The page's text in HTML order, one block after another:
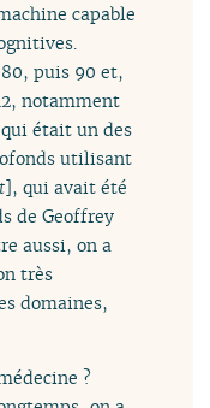
capable
puis 90 et,
notamment
qui était un des
utilisant
], qui avait été
de Geoffrey
aussi, on a
très
domaines,
?